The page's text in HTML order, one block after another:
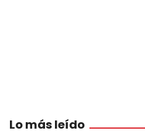
Lo más leído